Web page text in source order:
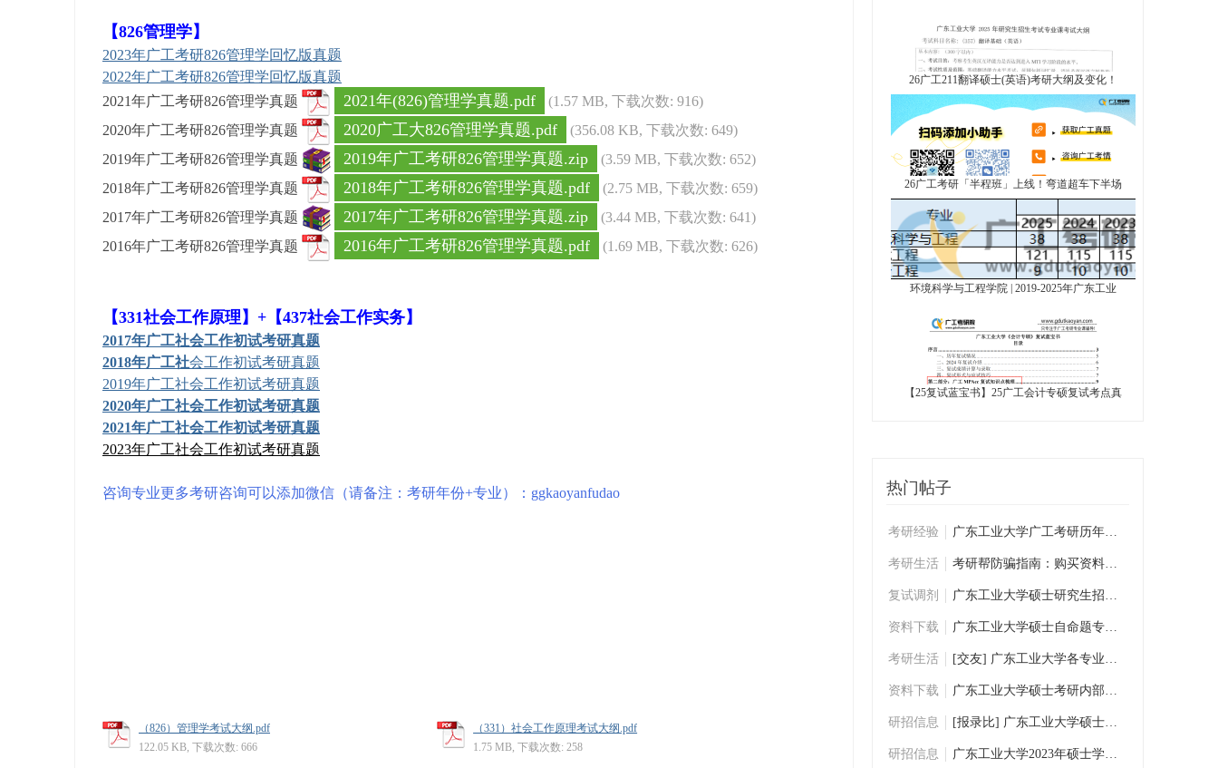
【826管理学】
2023年广工考研826管理学回忆版真题
2022年广工考研826管理学回忆版真题
2021年广工考研826管理学真题
2021年(826)管理学真题.pdf
(1.57 MB, 下载次数: 916)
2020年广工考研826管理学真题
2020广工大826管理学真题.pdf
(356.08 KB, 下载次数: 649)
2019年广工考研826管理学真题
2019年广工考研826管理学真题.zip
(3.59 MB, 下载次数: 652)
2018年广工考研826管理学真题
2018年广工考研826管理学真题.pdf
(2.75 MB, 下载次数: 659)
2017年广工考研826管理学真题
2017年广工考研826管理学真题.zip
(3.44 MB, 下载次数: 641)
2016年广工考研826管理学真题
2016年广工考研826管理学真题.pdf (1.69 MB, 下载次数: 626)
【331社会工作原理】+ 【437社会工作实务】
2017年广工社会工作初试考研真题
2018年广工社会工作初试考研真题
2019年广工社会工作初试考研真题
2020年广工社会工作初试考研真题
2021年广工社会工作初试考研真题
2023年广工社会工作初试考研真题
咨询专业更多考研咨询可以添加微信（请备注：考研年份+专业）：ggkaoyanfudao
（826）管理学考试大纲.pdf
122.05 KB, 下载次数: 666
（331）社会工作原理考试大纲.pdf
1.75 MB, 下载次数: 258
26广工211翻译硕士(英语)考研大纲及变化！
26广工考研「半程班」上线！弯道超车下半场
环境科学与工程学院 | 2019-2025年广东工业
【25复试蓝宝书】25广工会计专硕复试考点真
热门帖子
考研经验 广东工业大学广工考研历年学姐学长复试经验
考研生活 考研帮防骗指南：购买资料前必看
复试调剂 广东工业大学硕士研究生招生复试考生须知
资料下载 广东工业大学硕士自命题专业课考研历年真题
考研生活 [交友] 广东工业大学各专业考研交流群
资料下载 广东工业大学硕士考研内部资料/考研真题下
研招信息 [报录比] 广东工业大学硕士研究生数据统计
研招信息 广东工业大学2023年硕士学位研究生招生专业